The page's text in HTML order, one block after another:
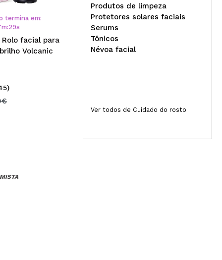
termina em:
m:28s
Rolo facial para
Volcanic
Produtos de limpeza
Protetores solares faciais
Serums
Tônicos
Névoa facial
Ver todos de Cuidado do rosto